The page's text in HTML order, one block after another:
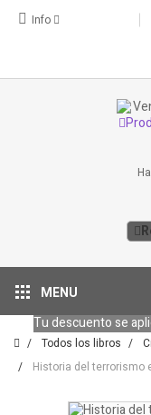
Info
MENU
Tu descuento se
Todos los libros
Historia del terrorismo